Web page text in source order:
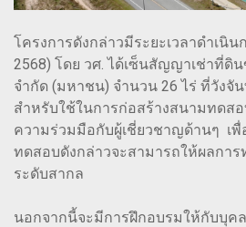
โครงการดังกล่าวมีระยะเวลาดำเนิน
2568) โดย วศ. ได้เซ็นสัญญาเช่าที่ดิ
จำกัด (มหาชน) จำนวน 26 ไร่ ที่วังจั
สำหรับใช้ในการก่อสร้างสนามทดส
ความร่วมมือกับผู้เชี่ยวชาญด้านๆ เพื่
ทดสอบดังกล่าวจะสามารถให้ผลกา
ระดับสากล
นอกจากนี้จะมีการฝึกอบรมให้กับบุค